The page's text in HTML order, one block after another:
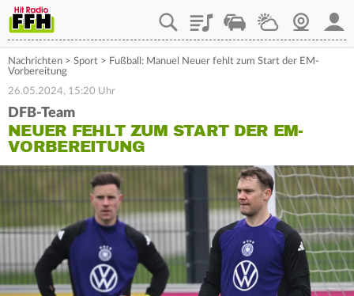
PlaylistStaupilotWetterWebcam
Nachrichten > Sport > Fußball: Manuel Neuer fehlt zum Start der EM-
Vorbereitung
26.05.2024, 15:20 Uhr
DFB-Team
NEUER FEHLT ZUM START DER EM-
VORBEREITUNG